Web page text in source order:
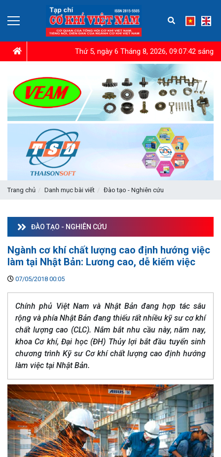
Thứ 5, ngày 6 Tháng 8, 2026, 09:07:43 sáng
Trang chủ Danh mục bài viết Đào tạo - Nghiên cứu
ĐÀO TẠO - NGHIÊN CỨU
Ngành cơ khí chất lượng cao định hướng việc
làm tại Nhật Bản: Lương cao, dễ kiếm việc
07/05/2018 00:05
Chính phủ Việt Nam và Nhật Bản đang hợp tác sâu
rộng và phía Nhật Bản đang thiếu rất nhiều kỹ sư cơ khí
chất lượng cao (CLC). Nắm bắt nhu cầu này, năm nay,
khoa Cơ khí, Đại học (ĐH) Thủy lợi bắt đầu tuyển sinh
chương trình Kỹ sư Cơ khí chất lượng cao định hướng
làm việc tại Nhật Bản.